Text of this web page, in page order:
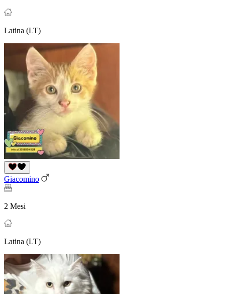
Latina (LT)
Giacomino
2 Mesi
Latina (LT)